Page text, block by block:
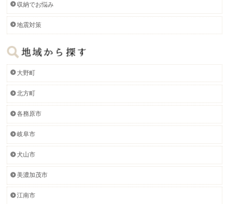
収納でお悩み
地震対策
大野町
北方町
各務原市
岐阜市
犬山市
美濃加茂市
江南市